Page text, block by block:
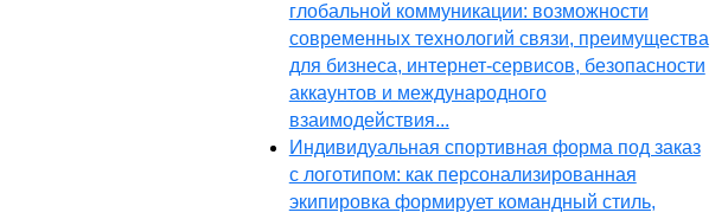
глобальной коммуникации: возможности
современных технологий связи, преимущества
для бизнеса, интернет-сервисов, безопасности
аккаунтов и международного
взаимодействия...
Индивидуальная спортивная форма под заказ
с логотипом: как персонализированная
экипировка формирует командный стиль,